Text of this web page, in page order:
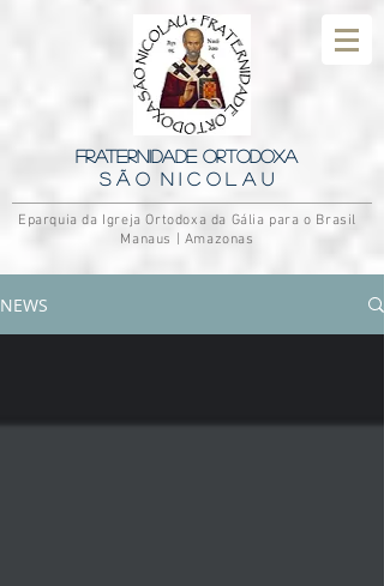
Fraternidade Ortodoxa
S ã o N i c o l a u
Eparquia da Igreja Ortodoxa da Gália para o Brasil
Manaus | Amazonas
NEWS